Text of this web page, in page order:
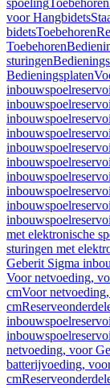
spoelingToebehoren
voor Hangbidets
bidetsToebehoren
Toebehoren
sturingen
Bedieningsplaten
met elektronische
sturingen met
Geberit Sigma
Voor netvoeding,
cmVoor
cm
netvoeding, voor
batterijvoeding,
cm